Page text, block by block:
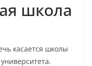
школа
касается школы